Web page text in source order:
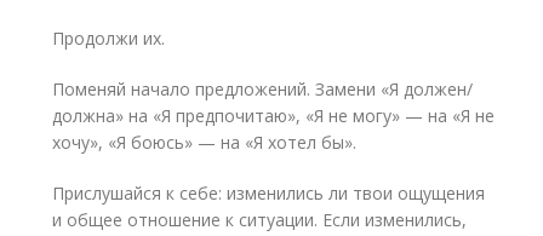
Продолжи их.
Поменяй начало предложений. Замени «Я должен/
должна» на «Я предпочитаю», «Я не могу» — на «Я не
хочу», «Я боюсь» — на «Я хотел бы».
Прислушайся к себе: изменились ли твои ощущения
и общее отношение к ситуации. Если изменились,